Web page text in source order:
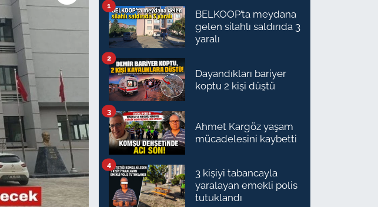
BELKOOP’ta meydana
gelen silahlı saldırıda 3
yaralı
1
Dayandıkları bariyer
koptu 2 kişi düştü
2
Ahmet Kargöz yaşam
mücadelesini kaybetti
3
3 kişiyi tabancayla
yaralayan emekli polis
tutuklandı
4